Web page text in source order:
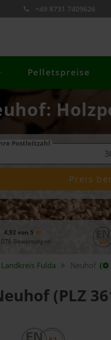
+49 8731 7409626
Pelletspreise
Postleitzahl
Preis
4,92 von 5
Bewertungen
Landkreis Fulda Neuhof (
(PLZ